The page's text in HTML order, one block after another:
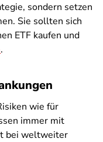
sondern setzen
Sie sollten sich
ETF kaufen und
.
wie für
immer mit
bei weltweiter